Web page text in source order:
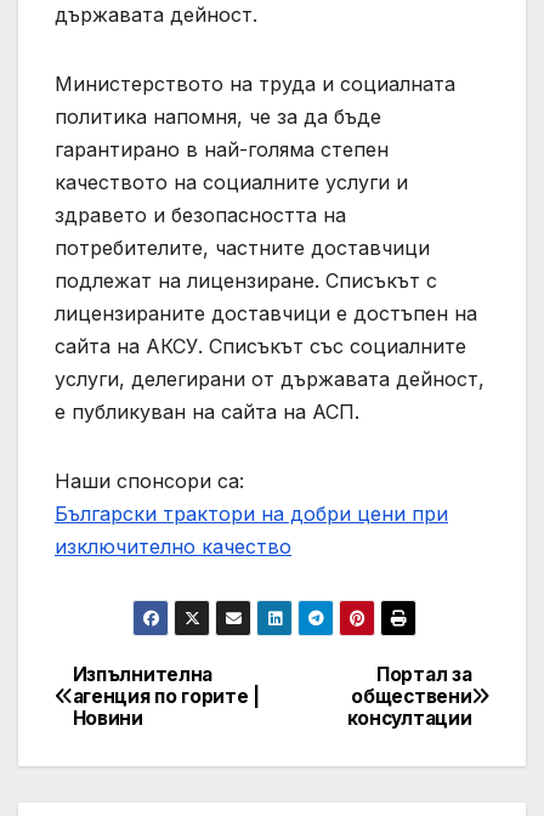
държавата дейност.
Министерството на труда и социалната
политика напомня, че за да бъде
гарантирано в най-голяма степен
качеството на социалните услуги и
здравето и безопасността на
потребителите, частните доставчици
подлежат на лицензиране. Списъкът с
лицензираните доставчици е достъпен на
сайта на АКСУ. Списъкът със социалните
услуги, делегирани от държавата дейност,
е публикуван на сайта на АСП.
Наши спонсори са:
Български трактори на добри цени при
изключително качество
Post
navigation
Портал за
обществени
консултации
Изпълнителна
агенция по горите |
Новини